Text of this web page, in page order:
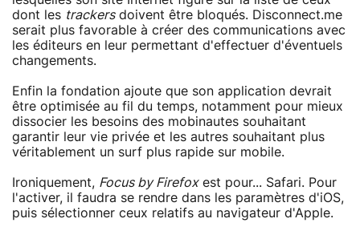
dont les trackersdoivent être bloqués. Disconnect.me
serait plus favorable à créer des communications avec
les éditeurs en leur permettant d'effectuer d'éventuels
changements.
Enfin la fondation ajoute que son application devrait
être optimisée au fil du temps, notamment pour mieux
dissocier les besoins des mobinautes souhaitant
garantir leur vie privée et les autres souhaitant plus
véritablement un surf plus rapide sur mobile.
Ironiquement, Focus by Firefoxest pour... Safari. Pour
l'activer, il faudra se rendre dans les paramètres d'iOS,
puis sélectionner ceux relatifs au navigateur d'Apple.